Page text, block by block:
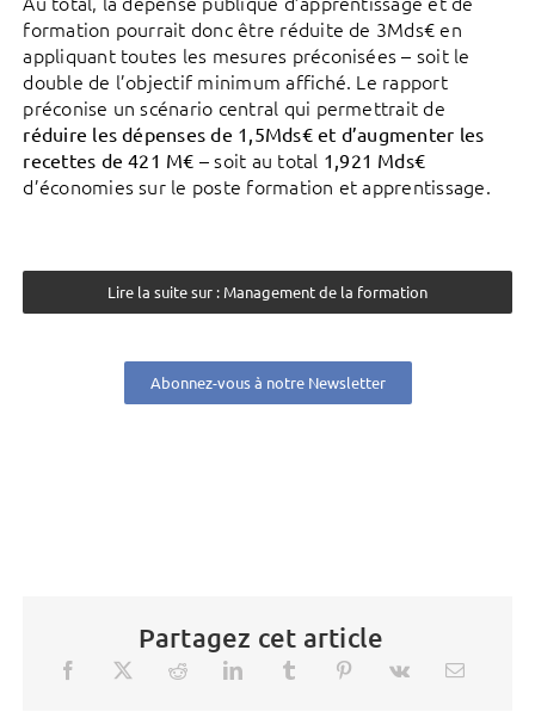
formation pourrait donc être réduite de 3Mds€ en
appliquant toutes les mesures préconisées – soit le
double de l’objectif minimum affiché. Le rapport
préconise un scénario central qui permettrait de
réduire les dépenses de 1,5Mds€ et d’augmenter les
recettes de 421 M€ – soit au total 1,921 Mds€
d’économies sur le poste formation et apprentissage.
Lire la suite sur : Management de la formation
Abonnez-vous à notre Newsletter
Partagez cet article